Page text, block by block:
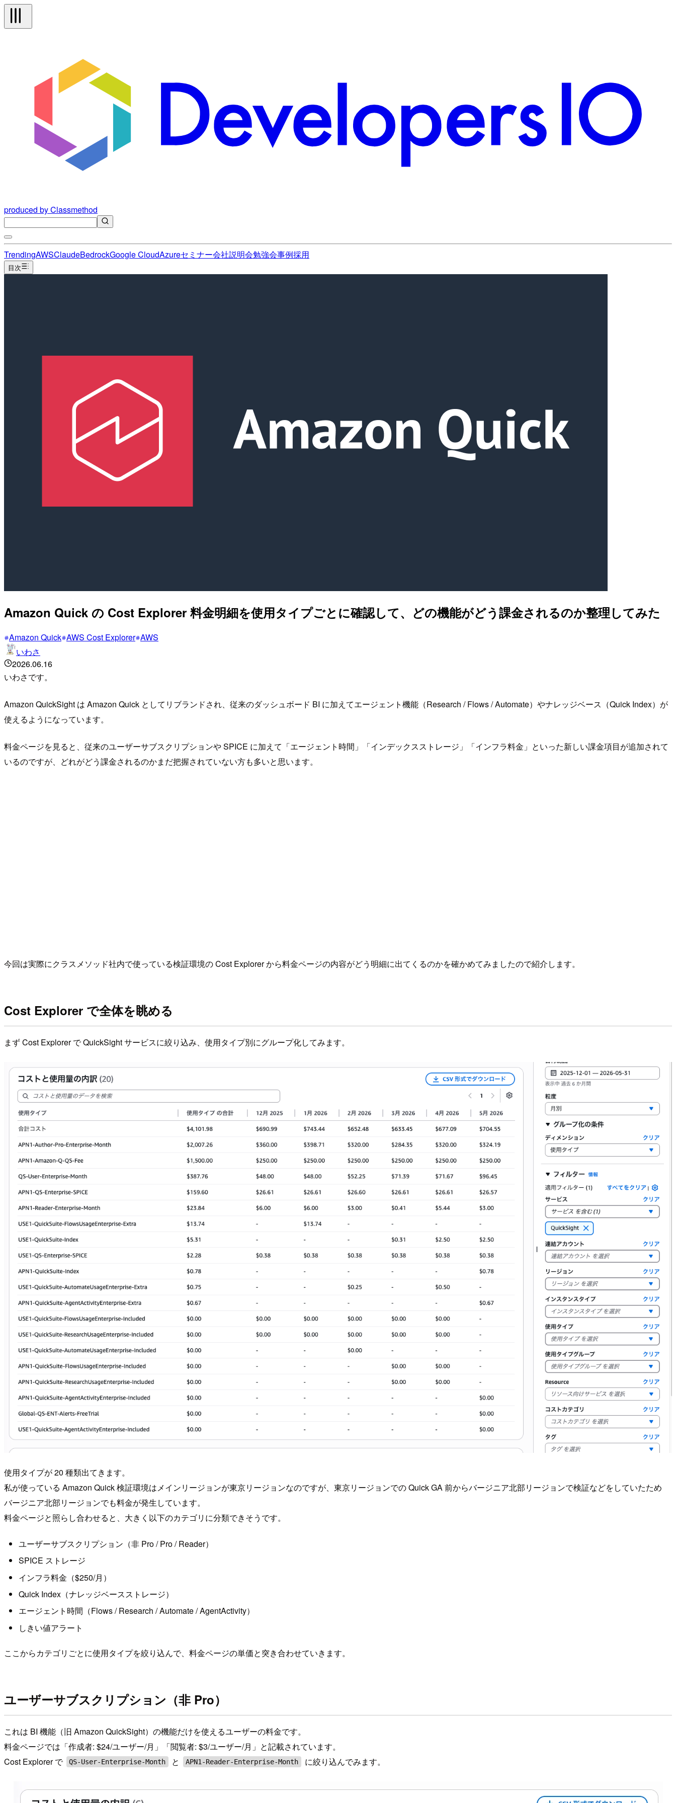
produced by Classmethod
TrendingAWSClaudeBedrockGoogle CloudAzureセミナー会社説明会勉強会事例採用
目次
Amazon Quick の Cost Explorer 料金明細を使用タイプごとに確認して、どの機能がどう課金されるのか整理してみた
Amazon Quick AWS Cost Explorer AWS
いわさ
2026.06.16
いわさです。
Amazon QuickSight は Amazon Quick としてリブランドされ、従来のダッシュボード BI に加えてエージェント機能（Research / Flows / Automate）やナレッジベース（Quick Index）が
使えるようになっています。
料金ページを見ると、従来のユーザーサブスクリプションや SPICE に加えて「エージェント時間」「インデックスストレージ」「インフラ料金」といった新しい課金項目が追加されて
いるのですが、どれがどう課金されるのかまだ把握されていない方も多いと思います。
今回は実際にクラスメソッド社内で使っている検証環境の Cost Explorer から料金ページの内容がどう明細に出てくるのかを確かめてみましたので紹介します。
Cost Explorer で全体を眺める
まず Cost Explorer で QuickSight サービスに絞り込み、使用タイプ別にグループ化してみます。
使用タイプが 20 種類出てきます。
私が使っている Amazon Quick 検証環境はメインリージョンが東京リージョンなのですが、東京リージョンでの Quick GA 前からバージニア北部リージョンで検証などをしていたため
バージニア北部リージョンでも料金が発生しています。
料金ページと照らし合わせると、大きく以下のカテゴリに分類できそうです。
ユーザーサブスクリプション（非 Pro / Pro / Reader）
SPICE ストレージ
インフラ料金（$250/月）
Quick Index（ナレッジベースストレージ）
エージェント時間（Flows / Research / Automate / AgentActivity）
しきい値アラート
ここからカテゴリごとに使用タイプを絞り込んで、料金ページの単価と突き合わせていきます。
ユーザーサブスクリプション（非 Pro）
これは BI 機能（旧 Amazon QuickSight）の機能だけを使えるユーザーの料金です。
料金ページでは「作成者: $24/ユーザー/月」「閲覧者: $3/ユーザー/月」と記載されています。
Cost Explorer で
QS-User-Enterprise-Month と APN1-Reader-Enterprise-Month に絞り込んでみます。